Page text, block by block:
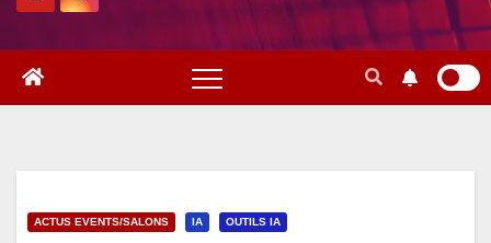
ACTUS EVENTS/SALONS IA OUTILS IA